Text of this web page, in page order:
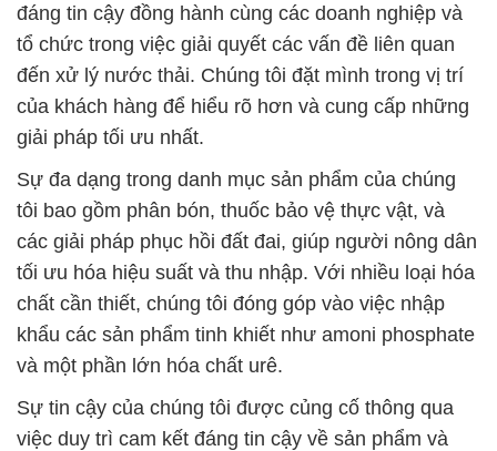
đáng tin cậy đồng hành cùng các doanh nghiệp và
tổ chức trong việc giải quyết các vấn đề liên quan
đến xử lý nước thải. Chúng tôi đặt mình trong vị trí
của khách hàng để hiểu rõ hơn và cung cấp những
giải pháp tối ưu nhất.
Sự đa dạng trong danh mục sản phẩm của chúng
tôi bao gồm phân bón, thuốc bảo vệ thực vật, và
các giải pháp phục hồi đất đai, giúp người nông dân
tối ưu hóa hiệu suất và thu nhập. Với nhiều loại hóa
chất cần thiết, chúng tôi đóng góp vào việc nhập
khẩu các sản phẩm tinh khiết như amoni phosphate
và một phần lớn hóa chất urê.
Sự tin cậy của chúng tôi được củng cố thông qua
việc duy trì cam kết đáng tin cậy về sản phẩm và